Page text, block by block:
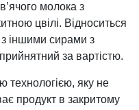
молока з
цвілі. Відноситься
з іншими сирами з
за вартістю.
технологією, яку не
продукт в закритому